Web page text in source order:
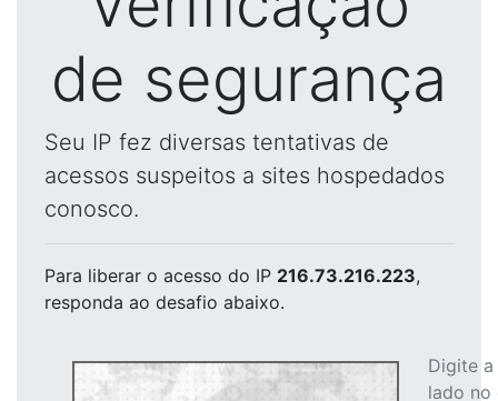
de segurança
Seu IP fez diversas tentativas de
acessos suspeitos a sites hospedados
conosco.
Para liberar o acesso do IP 216.73.216.223,
responda ao desafio abaixo.
Digite
lado no